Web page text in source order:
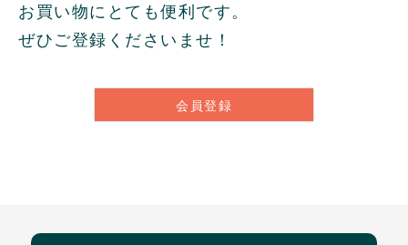
お買い物にとても便利です。
ぜひご登録くださいませ！
会員登録